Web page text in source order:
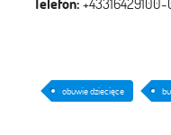
obuwie dziecięce